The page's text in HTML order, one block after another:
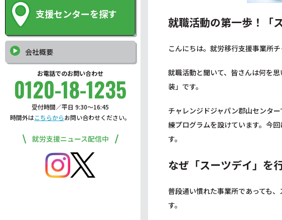
支援センターを探す
会社概要
お電話でのお問い合わせ
0120-18-1235
受付時間／平日 9:30〜16:45
時間外はこちらからお問い合わせください。
就労支援ニュース配信中
就職活動の第一歩！「
こんにちは。就労移行支援事業所
就職活動と聞いて、皆さんは何を
装」です。
チャレンジドジャパン郡山センタ
練プログラムを設けています。今
す。
なぜ「スーツデイ」を
普段通い慣れた事業所であっても
す。